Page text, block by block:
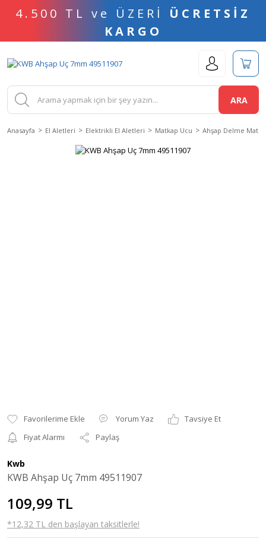
4.500 TL ve ÜZERİ ÜCRETSİZ
KARGO
ARA
Anasayfa El Aletleri Elektrikli El Aletleri Matkap Ucu Ahşap Delme
Yorum Yaz
Tavsiye Et
Fiyat Alarmı
Paylaş
Kwb
KWB Ahşap Uç 7mm 49511907
109,99 TL
*12,32 TL den başlayan taksitlerle!